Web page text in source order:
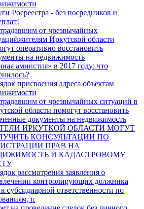
Росреестра - без посредников и
от чрезвычайных
Иркутской области
оперативно восстановить
на недвижимость
амнистия» в 2017 году: что
присвоения адреса объектам
от чрезвычайных ситуаций в
области помогут восстановить
документы на недвижимость
ИРКУТКОЙ ОБЛАСТИ МОГУТ
КОНСУЛЬТАЦИИ ПО
ПРАВ НА
И КАДАСТРОВОМУ
рассмотрения заявления о
контролирующих должника
субсидиарной ответственности по
п